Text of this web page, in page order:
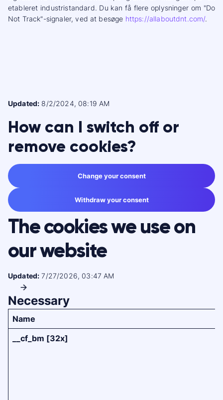
etableret industristandard. Du kan få flere oplysninger om "Do
Not Track"-signaler, ved at besøge https://allaboutdnt.com/.
Updated: 8/2/2024, 08:19 AM
How can I switch off or
remove cookies?
Change your consent
Withdraw your consent
The cookies we use on
our website
Updated: 7/27/2026, 03:47 AM
Necessary
Name
__cf_bm [32x]